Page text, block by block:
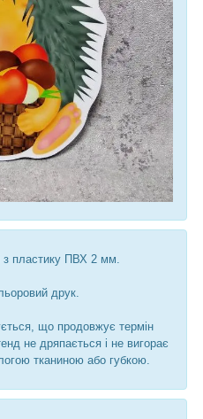
з пластику ПВХ 2 мм.
друк.
що продовжує термін
не дряпається і не вигорає
тканиною або губкою.